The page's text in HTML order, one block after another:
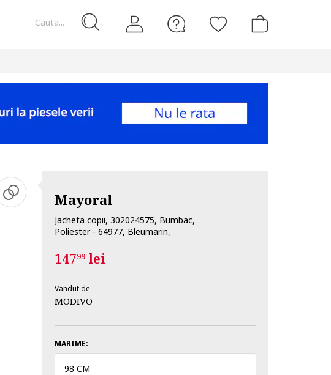
Cauta...
Mayoral
Jacheta copii, 302024575, Bumbac,
Poliester - 64977, Bleumarin,
14799lei
Vandut de
MODIVO
MARIME:
98 CM